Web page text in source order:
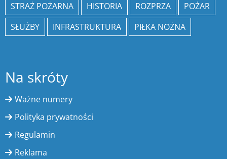
STRAŻ POŻARNA
HISTORIA ROZPRZA
POŻAR
SŁUŻBY
INFRASTRUKTURA PIŁKA NOŻNA
Na skróty
Ważne numery
Polityka prywatności
Regulamin
Reklama